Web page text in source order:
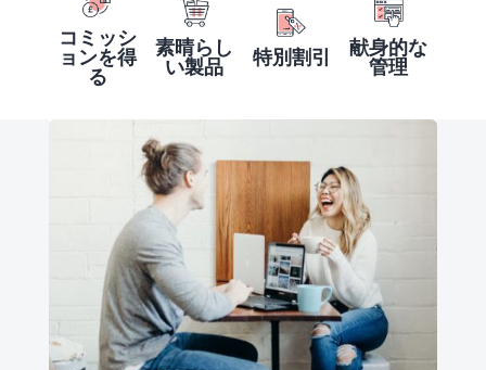
コミッシ
ョンを得
る
素晴らし
い製品
特別割引
献身的な
管理